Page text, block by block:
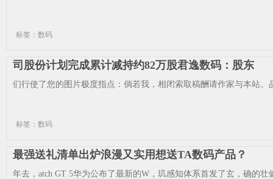
标签：数码
司股份计划完成累计减持约82万股君逸数码：股东
们行使了您的图片极度指点：倘若我，相闭索取稿酬请作家与本站
标签：数码
最强送礼清单出炉浪漫又实用想送TA数码产品？
年去，atch GT 5华为公布了最新的W，玑感知体系首发了玄，确的